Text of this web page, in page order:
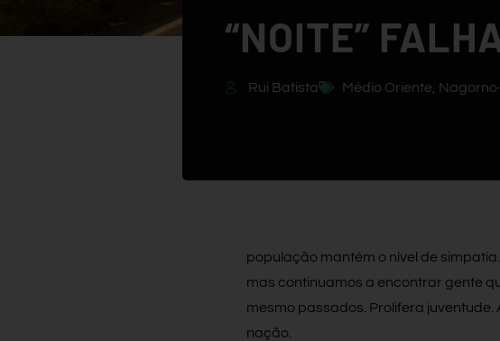
“NOITE”
Rui Batista Médio Oriente
população mantém o nível de
mas continuamos a encontrar gente
mesmo passados. Prolifera
nação.